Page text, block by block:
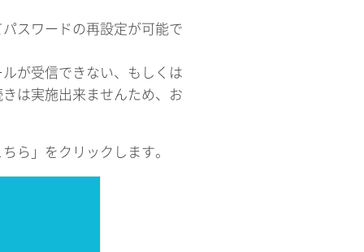
スワードの再設定が可能で
が受信できない、もしくは
は実施出来ませんため、お
ら」をクリックします。